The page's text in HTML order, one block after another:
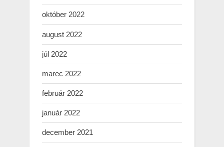
október 2022
august 2022
júl 2022
marec 2022
február 2022
január 2022
december 2021